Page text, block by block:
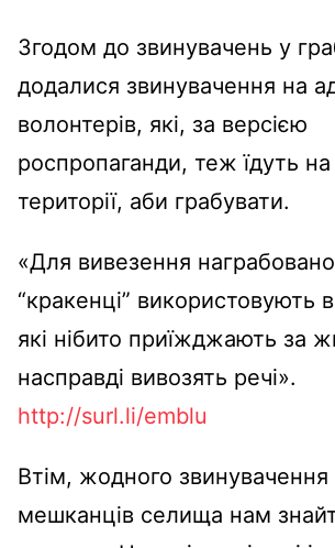
Згодом до звинувачень у
додалися звинувачення на
волонтерів, які, за версією
роспропаганди, теж їдуть на
території, аби грабувати.
«Для вивезення
“кракенці” використовують
які нібито приїжджають за
насправді вивозять речі».
http://surl.li/emblu
Втім, жодного звинувачення
мешканців селища нам